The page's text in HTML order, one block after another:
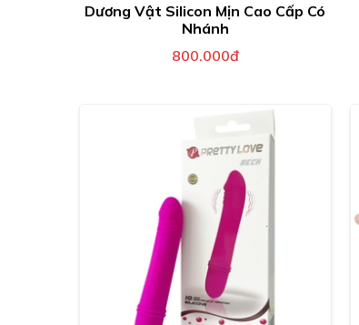
Dương Vật Silicon Mịn Cao Cấp Có
Nhánh
800.000đ